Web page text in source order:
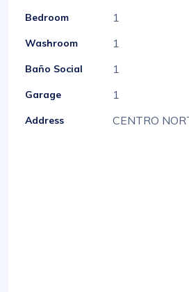
Bedroom 1
Washroom 1
Baño Social 1
Garage 1
Address CENTRO